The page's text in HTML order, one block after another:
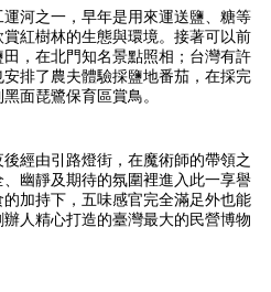
河之一，早年是用來運送鹽、糖等
紅樹林的生態與環境。接著可以前
，在北門知名景點照相；台灣有許
排了農夫體驗採鹽地番茄，在採完
面琵鷺保育區賞鳥。
經由引路燈街，在魔術師的帶領之
幽靜及期待的氛圍裡進入此一享譽
加持下，五味感官完全滿足外也能
人精心打造的臺灣最大的民營博物